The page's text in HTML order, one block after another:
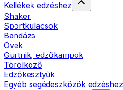
Kellékek edzéshez
Shaker
Sportkulacsok
Bandázs
Övek
Gurtnik, edzőkampók
Törölköző
Edzőkesztyűk
Egyéb segédeszközök edzéshez